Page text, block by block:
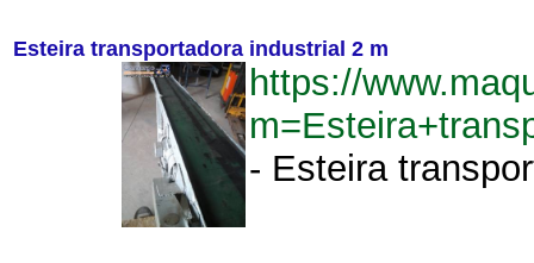
Esteira transportadora industrial 2 m
https://
- Esteira